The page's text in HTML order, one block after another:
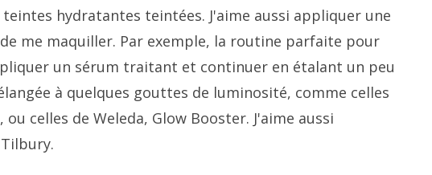
hydratantes teintées. J'aime aussi appliquer une
me maquiller. Par exemple, la routine parfaite pour
un sérum traitant et continuer en étalant un peu
à quelques gouttes de luminosité, comme celles
celles de Weleda, Glow Booster. J'aime aussi